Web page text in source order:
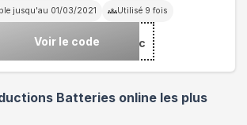
jusqu'au 01/03/2021 Utilisé 9 fois
Voir le code***mo-reduc
Batteries online les plus